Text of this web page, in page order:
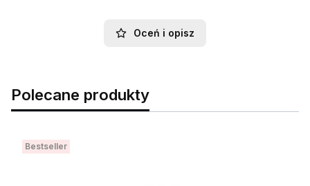
Oceń i opisz
Polecane produkty
Bestseller